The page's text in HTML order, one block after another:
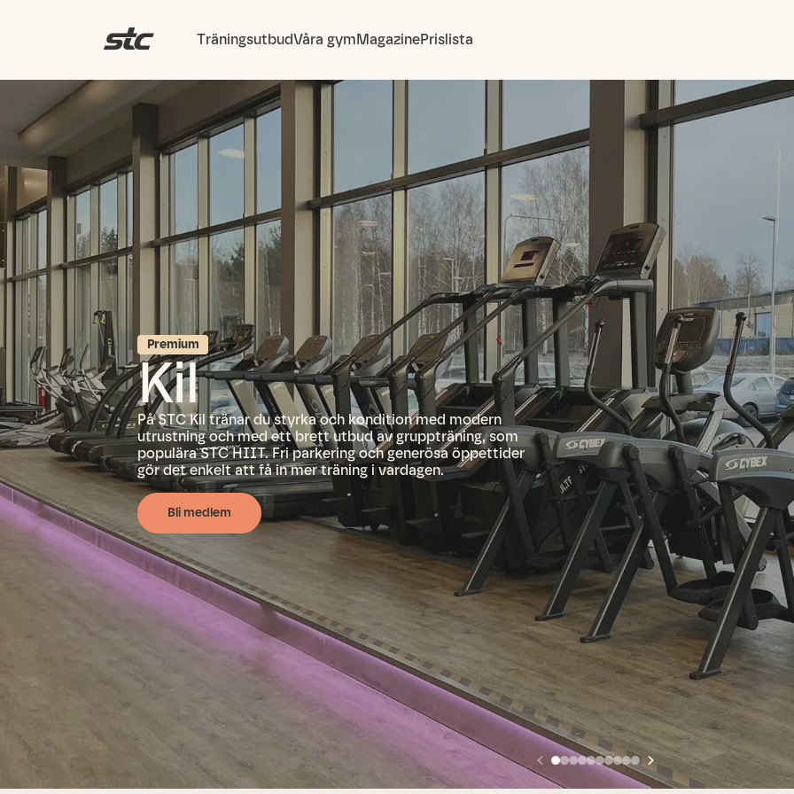
TräningsutbudVåra gymMagazinePrislista
Premium
Kil
På STC Kil tränar du styrka och kondition med modern
utrustning och med ett brett utbud av gruppträning, som
populära STC HIIT. Fri parkering och generösa öppettider
gör det enkelt att få in mer träning i vardagen.
Bli medlem